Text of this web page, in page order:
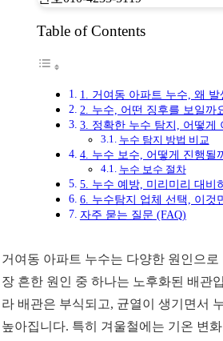
Table of Contents
1. 거여동 아파트 누수, 왜 발
2. 누수, 어떤 징후를 보일까
3. 정확한 누수 탐지, 어떻게
누수 탐지 방법 비교
4. 누수 보수, 어떻게 진행될
누수 보수 절차
5. 누수 예방, 미리미리 대비
6. 누수탐지 업체 선택, 이것
자주 묻는 질문 (FAQ)
거여동 아파트 누수는 다양한 원인으
장 흔한 원인 중 하나는 노후화된 배관
라 배관은 부식되고, 균열이 생기면서
높아집니다. 특히 겨울철에는 기온 변